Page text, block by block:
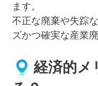
ます。
不正な廃棄や失踪
ズかつ確実な産業
経済的メ